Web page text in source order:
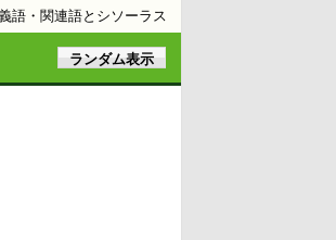
語・関連語とシソーラス